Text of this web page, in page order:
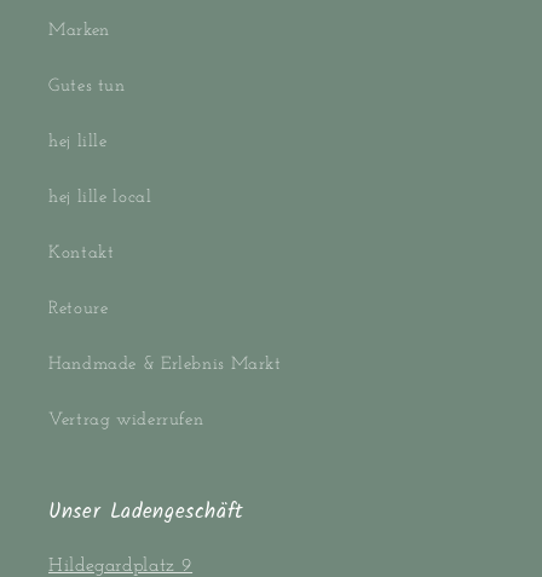
Marken
Gutes tun
hej lille
hej lille local
Kontakt
Retoure
Handmade & Erlebnis Markt
Vertrag widerrufen
Unser Ladengeschäft
Hildegardplatz 9